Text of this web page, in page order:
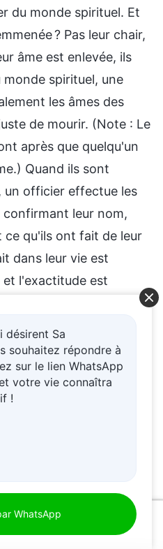
du monde spirituel. Et
? Pas leur chair,
âme est enlevée, ils
spirituel, une
les âmes des
de mourir. (Note : Le
après que quelqu'un
Quand ils sont
un officier effectue les
leur nom,
ce qu'ils ont fait de leur
dans leur vie est
et l'exactitude est
utilisés pour
ou si elle continuera
que personne, ce qui
effrayant.
désirent Sa
souhaitez répondre à
sur le lien WhatsApp
votre vie connaîtra
!
WhatsApp
X